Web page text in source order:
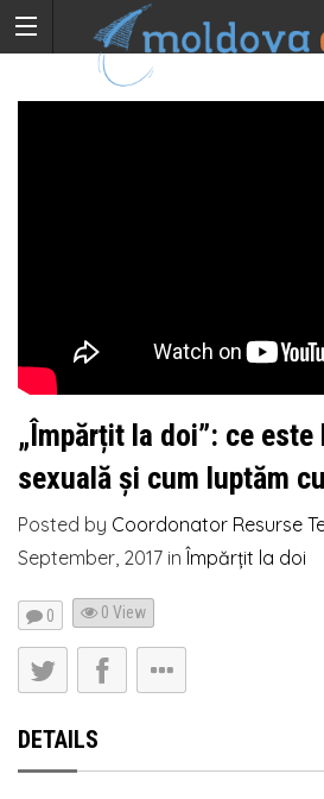
„Împărțit la doi”: ce este
sexuală și cum luptăm
Posted by Coordonator Resurse
September, 2017 inÎmpărțit la doi
0 0 View
DETAILS